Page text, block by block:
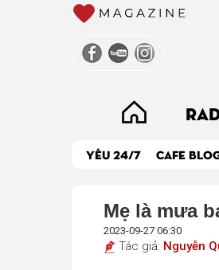
YÊU 24/7 CAFE
Mẹ là mưa
2023-09-27 06:30
Tác giả: Nguyễn